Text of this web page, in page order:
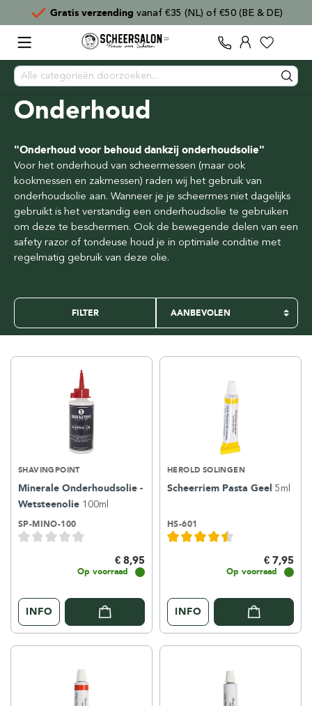
Voor15:00besteld,direct verzonden
Onderhoud
"Onderhoud voor behoud dankzij onderhoudsolie"
Voor het onderhoud van scheermessen (maar ook
kookmessen en zakmessen) raden wij het gebruik van
onderhoudsolie aan. Wanneer je je scheermes niet dagelijks
gebruikt is het verstandig een onderhoudsolie te gebruiken
om deze te beschermen. Ook de bewegende delen van een
safety razor of tondeuse houd je in optimale conditie met
regelmatig gebruik van deze olie.
FILTER
SHAVINGPOINT
Minerale Onderhoudsolie -
Wetsteenolie 100ml
SP-MINO-100
€ 8,95
Op voorraad
INFO
HEROLD SOLINGEN
Scheerriem Pasta Geel 5ml
HS-601
€ 7,95
Op voorraad
INFO